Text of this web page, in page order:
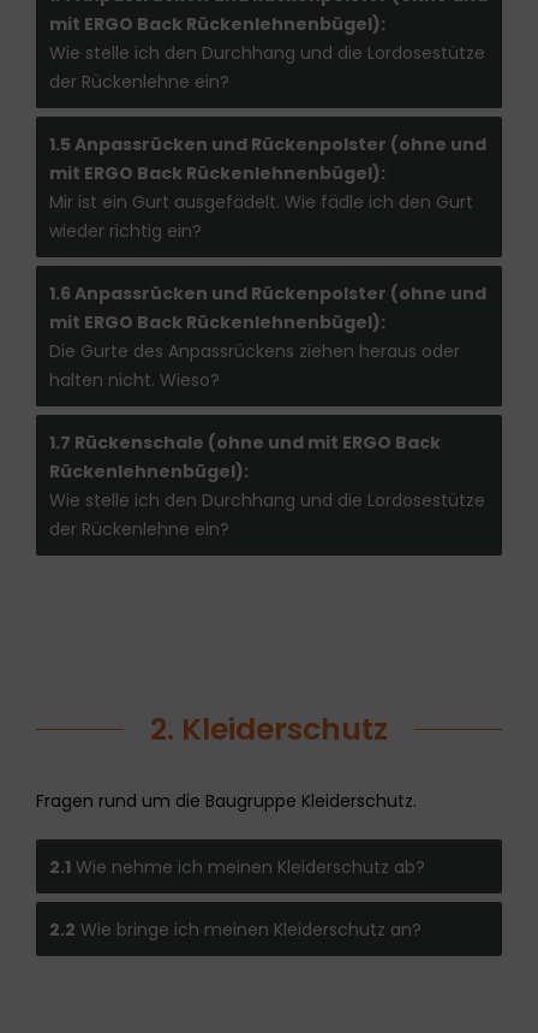
mit ERGO Back Rückenlehnenbügel):
Wie stelle ich den Durchhang und die Lordosestütze
der Rückenlehne ein?
1.5 Anpassrücken und Rückenpolster (ohne und
mit ERGO Back Rückenlehnenbügel):
Mir ist ein Gurt ausgefädelt. Wie fädle ich den Gurt
wieder richtig ein?
1.6 Anpassrücken und Rückenpolster (ohne und
mit ERGO Back Rückenlehnenbügel):
Die Gurte des Anpassrückens ziehen heraus oder
halten nicht. Wieso?
1.7 Rückenschale (ohne und mit ERGO Back
Rückenlehnenbügel):
Wie stelle ich den Durchhang und die Lordosestütze
der Rückenlehne ein?
2. Kleiderschutz
Fragen rund um die Baugruppe Kleiderschutz.
2.1Wie nehme ich meinen Kleiderschutz ab?
2.2 Wie bringe ich meinen Kleiderschutz an?